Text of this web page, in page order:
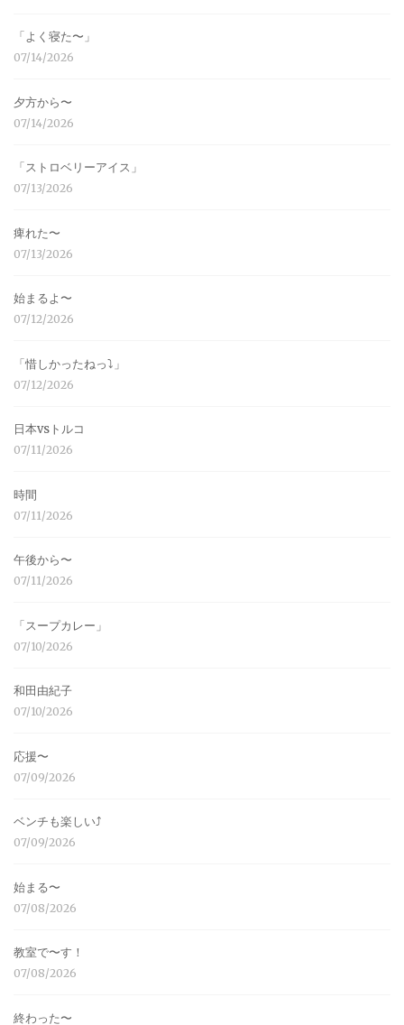
「よく寝た〜」
07/14/2026
夕方から〜
07/14/2026
「ストロベリーアイス」
07/13/2026
痺れた〜
07/13/2026
始まるよ〜
07/12/2026
「惜しかったねっ⤵︎」
07/12/2026
日本vsトルコ
07/11/2026
時間
07/11/2026
午後から〜
07/11/2026
「スープカレー」
07/10/2026
和田由紀子
07/10/2026
応援〜
07/09/2026
ベンチも楽しい⤴︎
07/09/2026
始まる〜
07/08/2026
教室で〜す！
07/08/2026
終わった〜